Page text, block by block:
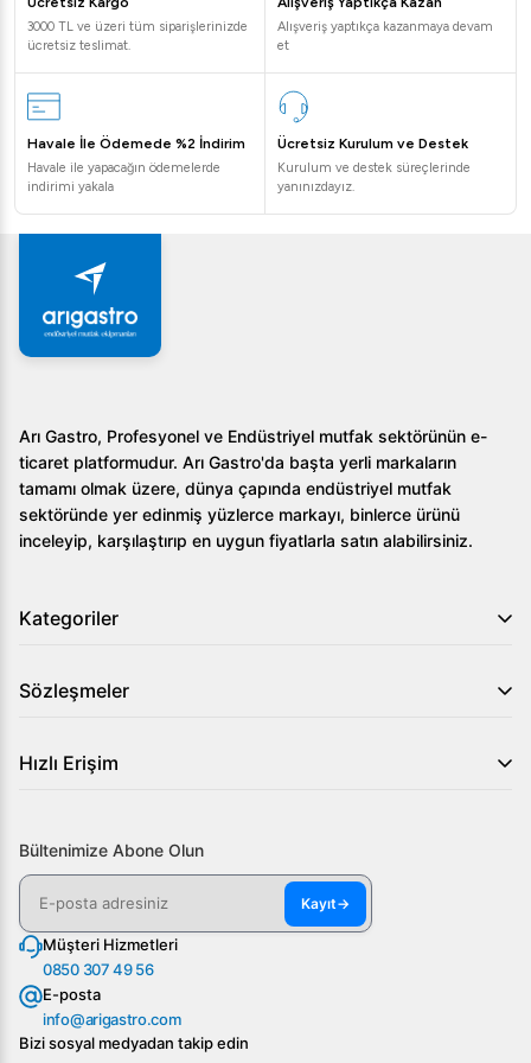
Sıkça Sorulan Sorular
1.Bu tencere için hangi enerji kaynakları kullanılır?
Öztiryakiler Devrilir Kaynatma Tenceresi hem LPG hem
de doğalgaz ile çalışmaktadır.
2.Tencerenin temizliği nasıl yapılır?Devrilir yapısı
sayesinde kolayca temizlenebilir, bu da hijyen
Hangi tür işletmeler için uygundur?
oteller ve büyük ölçekli catering firmaları gibi yoğun
mutfak kullanımı olan işletmeler için idealdir.
500 LT ile mutfağınızın performansını artırın. Detaylı bilgi
ve sipariş için bizi hemen arayın veya web sitemizi ziyaret
edin!
3000 TL ve üzeri tüm siparişlerinizde
ücretsiz teslimat.
Alışveriş yaptıkça kazanmaya devam
et
Havale İle Ödemede %2 İndirim
Havale ile yapacağın ödemelerde
indirimi yakala
Ücretsiz Kurulum ve Destek
Kurulum ve destek süreçlerinde
yanınızdayız.
Arı Gastro, Profesyonel ve Endüstriyel mutfak sektörünün e-
ticaret platformudur. Arı Gastro'da başta yerli markaların
tamamı olmak üzere, dünya çapında endüstriyel mutfak
sektöründe yer edinmiş yüzlerce markayı, binlerce ürünü
inceleyip, karşılaştırıp en uygun fiyatlarla satın alabilirsiniz.
Kategoriler
Sözleşmeler
Hızlı Erişim
Bültenimize Abone Olun
Kayıt→
Müşteri Hizmetleri
0850 307 49 56
E-posta
info@arigastro.com
Bizi sosyal medyadan takip edin